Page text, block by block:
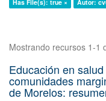
Has File(s): true ×
Autor:
Mostrando recursos 1-1
Educación en
comunidades
de Morelos: